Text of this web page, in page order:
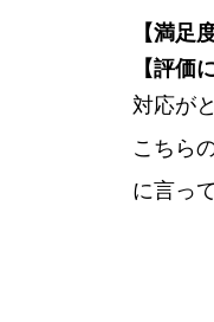
【満足
【評価
対応が
こちら
に言っ